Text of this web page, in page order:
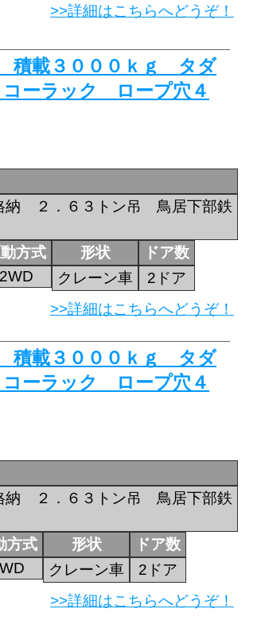
>>詳細はこちらへどうぞ！
載３０００ｋｇ タダ
ーラック ロープ穴４
２．６３トン吊 鳥居下部鉄
方式
2WD
形状
クレーン車
ドア数
2ドア
>>詳細はこちらへどうぞ！
載３０００ｋｇ タダ
ーラック ロープ穴４
２．６３トン吊 鳥居下部鉄
方式
形状
クレーン車
ドア数
2ドア
>>詳細はこちらへどうぞ！